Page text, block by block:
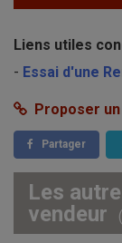
Liens utiles
- Essai d'une
Proposer
Partager
Les
vendeur